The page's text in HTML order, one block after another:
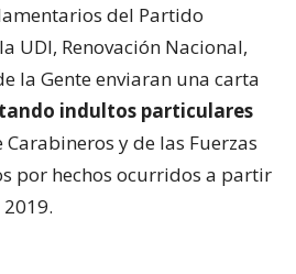
del Partido
UDI, Renovación Nacional,
la Gente enviaran una carta
indultos particulares
y de las Fuerzas
por hechos ocurridos a partir